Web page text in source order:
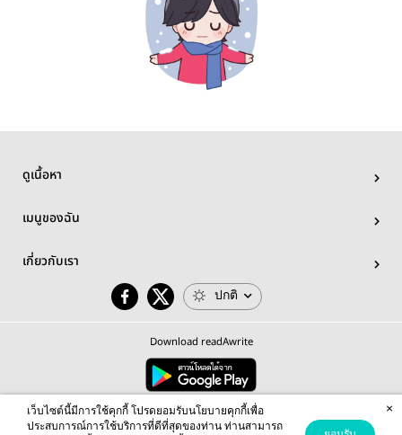
ดูเนื้อหา
เมนูของฉัน
เกี่ยวกับเรา
ปกติ
Download readAwrite
© 2026 readAwrite.com by MEB Corporation Public Company Limited
This site is protected by reCAPTCHA and the Google Privacy Policy Terms of Serviceapply.
เว็บไซต์นี้มีการใช้คุกกี้ โปรดยอมรับนโยบายคุกกี้เพื่อ
ประสบการณ์การใช้บริการที่ดีที่สุดของท่าน ท่านสามารถ
×